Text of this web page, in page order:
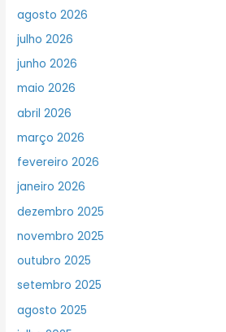
agosto 2026
julho 2026
junho 2026
maio 2026
abril 2026
março 2026
fevereiro 2026
janeiro 2026
dezembro 2025
novembro 2025
outubro 2025
setembro 2025
agosto 2025